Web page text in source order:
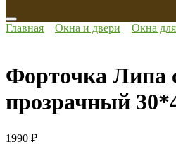
Главная Окна и двери Окна
Форточка Липа
прозрачный
1990 ₽